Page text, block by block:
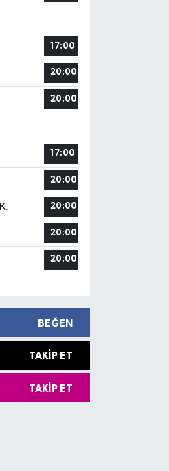
17:00
20:00
20:00
17:00
20:00
20:00
20:00
20:00
BEĞEN
TAKIP ET
TAKIP ET